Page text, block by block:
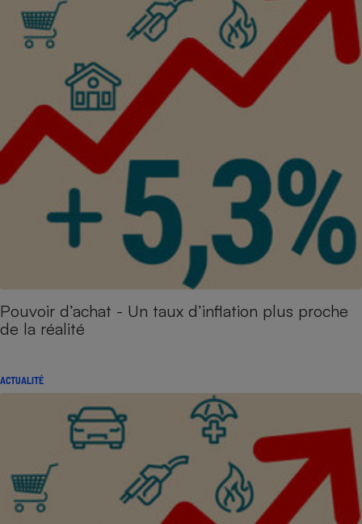
Pouvoir d’achat - Un taux d’inflation plus proche
de la réalité
ACTUALITÉ